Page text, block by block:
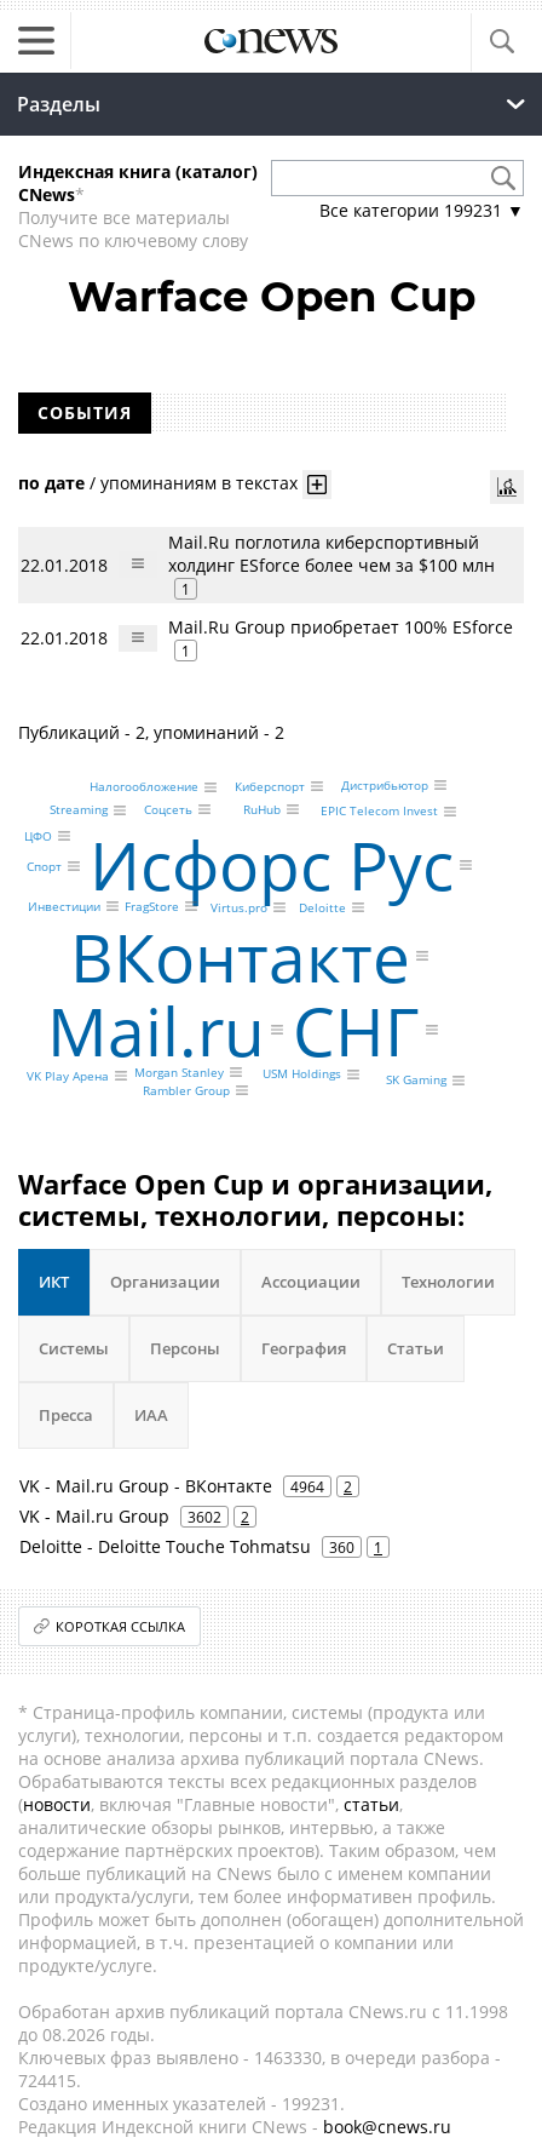
Разделы
Индексная книга (каталог)
CNews*
Получите все материалы
CNews по ключевому слову
Все категории 199231 ▼
Warface Open Cup
СОБЫТИЯ
по дате / упоминаниям в текстах
22.01.2018
Mail.Ru поглотила киберспортивный
холдинг ESforce более чем за $100 млн
1
22.01.2018 Mail.Ru Group приобретает 100% ESforce
1
Публикаций - 2, упоминаний - 2
ВКонтакте
Исфорс Рус
Mail.ru СНГ
Deloitte
FragStore
VK Play Арена
EPIC Telecom Invest
Morgan Stanley USM Holdings
Virtus.pro
SK Gaming
RuHub
Соцсеть
Streaming
ЦФО
Дистрибьютор
Инвестиции
Спорт
Киберспорт
Налогообложение
Rambler Group
Warface Open Cup и организации,
системы, технологии, персоны:
ИКТ Организации Ассоциации Технологии
Системы Персоны География Статьи
Пресса ИАА
VK - Mail.ru Group - ВКонтакте 4964 2
VK - Mail.ru Group 3602 2
Deloitte - Deloitte Touche Tohmatsu 360 1
КОРОТКАЯ ССЫЛКА
* Страница-профиль компании, системы (продукта или
услуги), технологии, персоны и т.п. создается редактором
на основе анализа архива публикаций портала CNews.
Обрабатываются тексты всех редакционных разделов
(новости, включая "Главные новости", статьи,
аналитические обзоры рынков, интервью, а также
содержание партнёрских проектов). Таким образом, чем
больше публикаций на CNews было с именем компании
или продукта/услуги, тем более информативен профиль.
Профиль может быть дополнен (обогащен) дополнительной
информацией, в т.ч. презентацией о компании или
продукте/услуге.
Обработан архив публикаций портала CNews.ru c 11.1998
до 08.2026 годы.
Ключевых фраз выявлено - 1463330, в очереди разбора -
724415.
Создано именных указателей - 199231.
Редакция Индексной книги CNews - book@cnews.ru